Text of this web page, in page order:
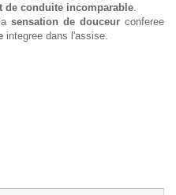
de conduite incomparable.
sensation de douceurconferee
integree dans l'assise.